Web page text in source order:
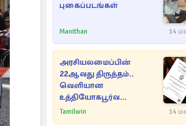
புகைப்படங்கள்
Manithan 14
அரசியலமைப்பின்
22ஆவது திருத்தம்..
வெளியான
உத்தியோகபூர்வ
அறிவிப்பு!
Tamilwin 14